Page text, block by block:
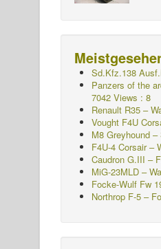
Sd.Kfz.138
Panzers of the
7042 Views : 8
Renault R35 –
Vought F4U
M8 Greyhound
F4U-4 Corsair –
Caudron G.III –
MiG-23MLD –
Focke-Wulf Fw
Northrop F-5 –